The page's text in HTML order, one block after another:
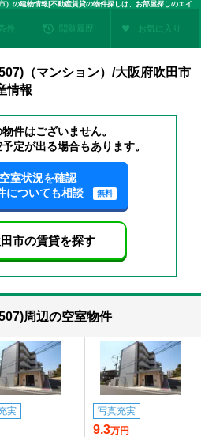
ﾈｵｸﾞﾗﾝﾃﾞ北千里・藤白台(507)（大阪府 吹田市）の建物情報|不動産賃貸の物件探しは、お部屋探しのエイブル
件 閲覧履歴 お気に入り
（マンション）/大阪府吹田市
情報
件はございません。
定が出る場合もあります。
室状況を確認
についても相談
無料
市の賃貸を探す
周辺の空室物件
実 写真充実
9.3万円